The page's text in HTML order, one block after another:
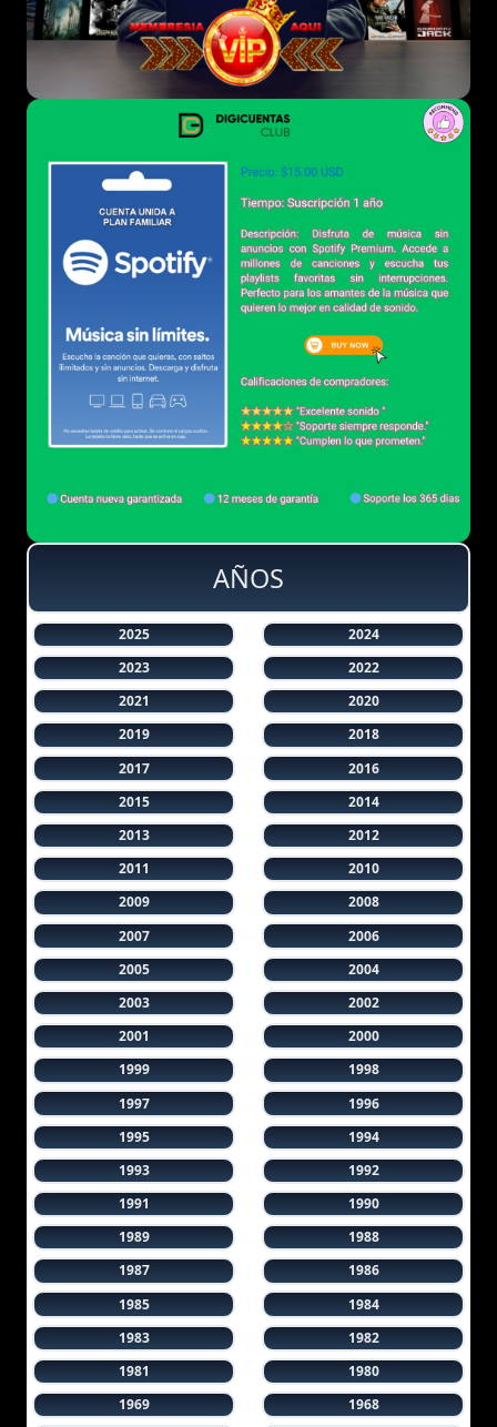
AÑOS
2025
2024
2023
2022
2021
2020
2019
2018
2017
2016
2015
2014
2013
2012
2011
2010
2009
2008
2007
2006
2005
2004
2003
2002
2001
2000
1999
1998
1997
1996
1995
1994
1993
1992
1991
1990
1989
1988
1987
1986
1985
1984
1983
1982
1981
1980
1969
1968